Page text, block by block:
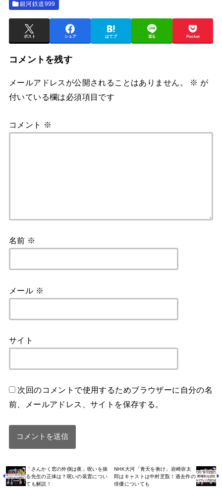
銀河鉄道999
ポスト シェア はてブ 送る Pocket
コメントを残す
メールアドレスが公開されることはありません。 ※ が
付いている欄は必須項目です
コメント ※
名前 ※
メール ※
サイト
次回のコメントで使用するためブラウザーに自分の名
前、メールアドレス、サイトを保存する。
「さんかく窓の外側は夜」呪いを操
る先生の正体は？呪いの装置につい
ても解説！
NHK大河「青天を衝け」岩崎弥太
郎はキャストは中村芝翫！過去作の
俳優についても